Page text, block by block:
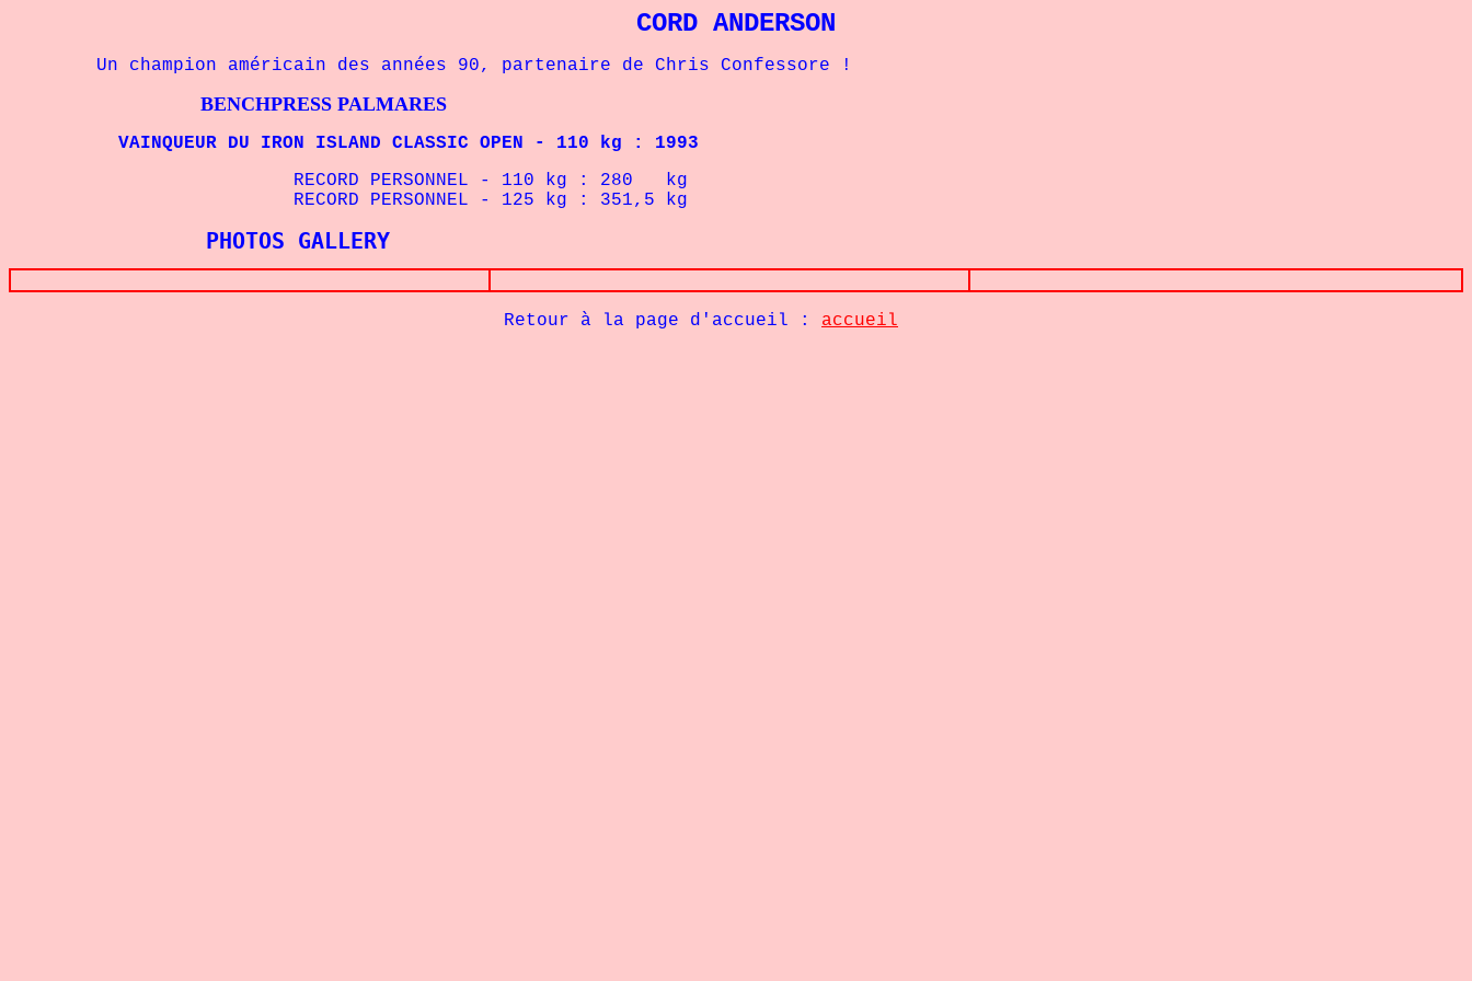
CORD ANDERSON
Un champion américain des années 90, partenaire de Chris Confessore !
BENCHPRESS PALMARES
VAINQUEUR DU IRON ISLAND CLASSIC OPEN - 110 kg : 1993
RECORD PERSONNEL - 110 kg : 280
kg
RECORD PERSONNEL - 125 kg : 351,5 kg
PHOTOS GALLERY
Retour à la page d'accueil : accueil